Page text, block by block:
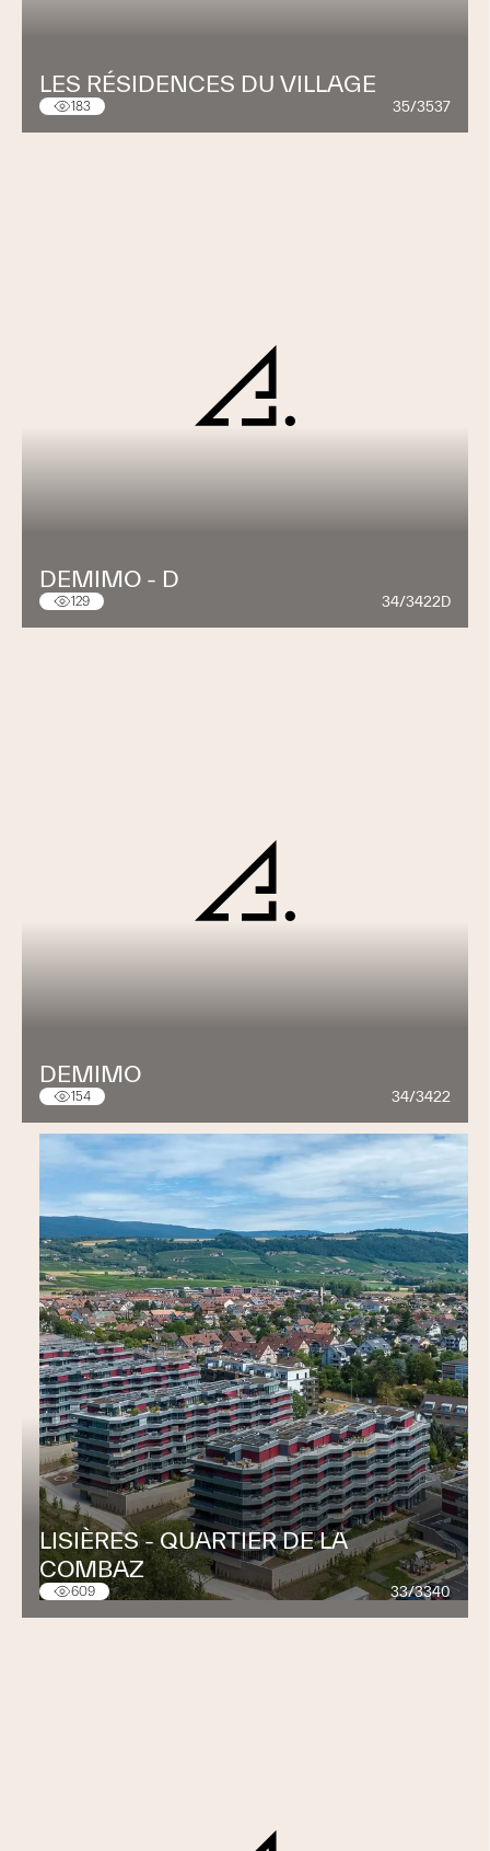
LES RÉSIDENCES DU VILLAGE
183 35/3537
DEMIMO - D
129 34/3422D
DEMIMO
154 34/3422
LISIÈRES - QUARTIER DE LA
COMBAZ
609 33/3340